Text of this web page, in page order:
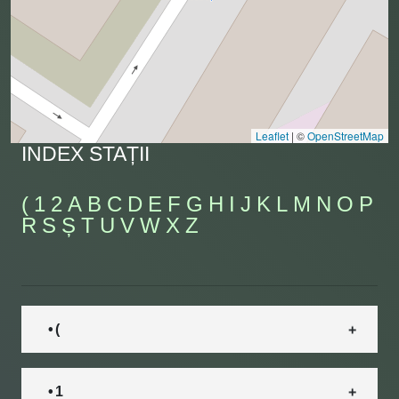
Leaflet | ©OpenStreetMap
INDEX STAȚII
( 1 2 A B C D E F G H I J K L M N O P
R S Ș T U V W X Z
• (
• 1